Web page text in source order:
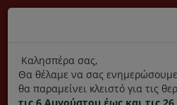
Αποκλειστικά γνήσια
Σύνδεση
title
Καλησπέρα σας,
Θα θέλαμε να σας
θα παραμείνει κλειστό για τις